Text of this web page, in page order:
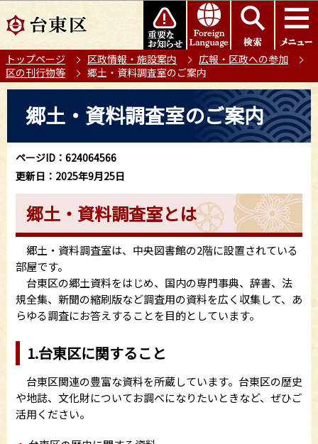
の
ー
ジ
このページの本文へ移動
トップページ 区政情報・施設案内
広報・区政への参加
区の刊行物等
郷土・資料調査室のご案内
か
郷土・資料調査室のご案内
ページID：624064566
更新日：2025年9月25日
郷土・資料調査室とは
郷土・資料調査室は、中央図書館の2階に設置されている
部屋です。
台東区の郷土資料をはじめ、国内の専門事典、辞書、法
規全集、新聞の縮刷版など調査用の資料を広く収集して、あ
らゆる調査にお答えすることを目的としています。
1.台東区に関すること
台東区関連の豊富な資料を所蔵しています。台東区の歴史
や地誌、文化財についてお調べになりたいときなど、ぜひご
活用ください。